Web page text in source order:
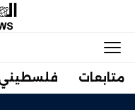
متابعات